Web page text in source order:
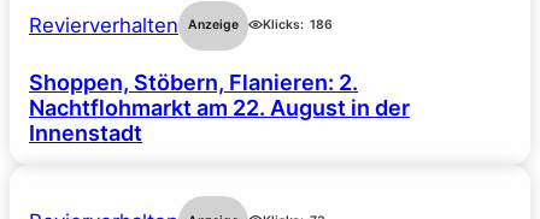
Revierverhalten Anzeige Klicks: 186
Shoppen, Stöbern, Flanieren: 2.
Nachtflohmarkt am 22. August in der
Innenstadt